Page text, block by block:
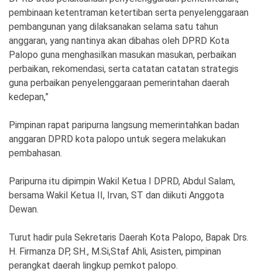
pembinaan ketentraman ketertiban serta penyelenggaraan
pembangunan yang dilaksanakan selama satu tahun
anggaran, yang nantinya akan dibahas oleh DPRD Kota
Palopo guna menghasilkan masukan masukan, perbaikan
perbaikan, rekomendasi, serta catatan catatan strategis
guna perbaikan penyelenggaraan pemerintahan daerah
kedepan,”
Pimpinan rapat paripurna langsung memerintahkan badan
anggaran DPRD kota palopo untuk segera melakukan
pembahasan.
Paripurna itu dipimpin Wakil Ketua I DPRD, Abdul Salam,
bersama Wakil Ketua II, Irvan, ST dan diikuti Anggota
Dewan.
Turut hadir pula Sekretaris Daerah Kota Palopo, Bapak Drs.
H. Firmanza DP, SH., M.Si,Staf Ahli, Asisten, pimpinan
perangkat daerah lingkup pemkot palopo.